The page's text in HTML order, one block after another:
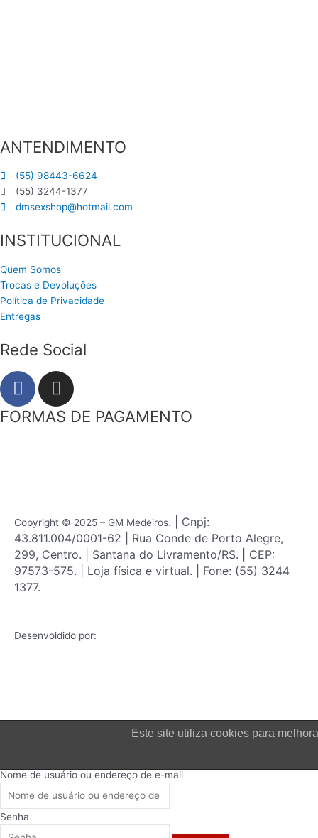
ANTENDIMENTO
(55) 98443-6624
(55) 3244-1377
dmsexshop@hotmail.com
INSTITUCIONAL
Quem Somos
Trocas e Devoluções
Política de Privacidade
Entregas
Rede Social
F
a
c
I
n
s
m
FORMAS DE PAGAMENTO
Copyright © 2025 – GM Medeiros. | Cnpj:
43.811.004/0001-62 | Rua Conde de Porto Alegre,
299, Centro. | Santana do Livramento/RS. | CEP:
97573-575. | Loja física e virtual. | Fone: (55) 3244
1377.
Desenvoldido por:
Este site utiliza cookies para
Nome de usuário ou endereço de e-mail
Senha